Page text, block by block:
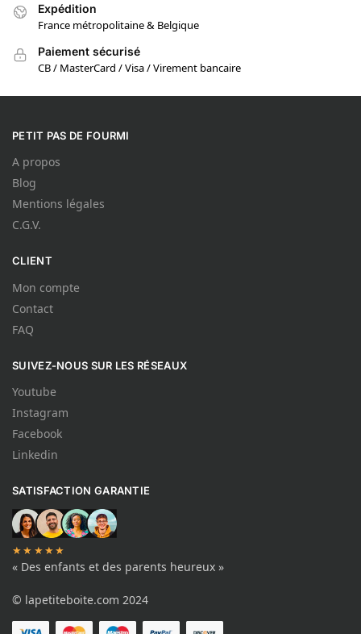
Expédition
France métropolitaine & Belgique
Paiement sécurisé
CB / MasterCard / Visa / Virement bancaire
PETIT PAS DE FOURMI
A propos
Blog
Mentions légales
C.G.V.
CLIENT
Mon compte
Contact
FAQ
SUIVEZ-NOUS SUR LES RÉSEAUX
Youtube
Instagram
Facebook
Linkedin
SATISFACTION GARANTIE
★★★★★
« Des enfants et des parents heureux »
© lapetiteboite.com 2024